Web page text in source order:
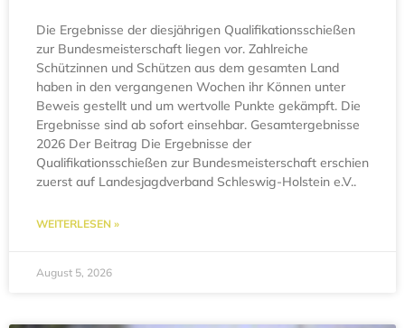
Die Ergebnisse der diesjährigen Qualifikationsschießen
zur Bundesmeisterschaft liegen vor. Zahlreiche
Schützinnen und Schützen aus dem gesamten Land
haben in den vergangenen Wochen ihr Können unter
Beweis gestellt und um wertvolle Punkte gekämpft. Die
Ergebnisse sind ab sofort einsehbar. Gesamtergebnisse
2026 Der Beitrag Die Ergebnisse der
Qualifikationsschießen zur Bundesmeisterschaft erschien
zuerst auf Landesjagdverband Schleswig-Holstein e.V..
WEITERLESEN »
August 5, 2026